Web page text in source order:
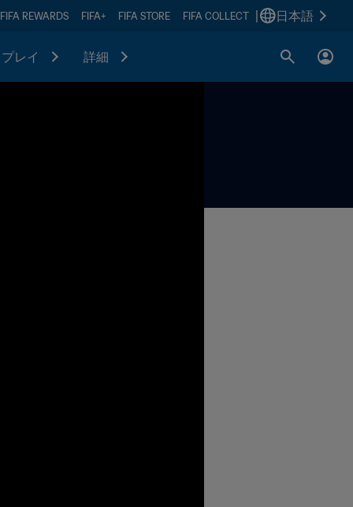
FIFA REWARDS FIFA+ FIFA STORE FIFA COLLECT 日本語
プレイ 詳細